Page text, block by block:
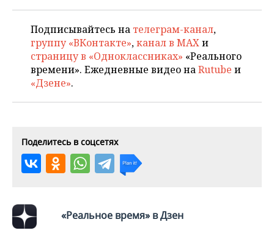
ОТКРЫТАЯ ЛЕКЦИЯ
БАСКЕТБОЛ
ВОЛЕЙБОЛ
КИБЕРСПОРТ
ВОДНЫЕ ВИДЫ СПОРТА
ИНФРАСТРУКТУРА
ИСТОРИЯ
КУЛЬТУРА
ОБРАЗОВАНИЕ
СПРАВОЧНИК
СПИСОК ПЕРСОН
СПИСОК КОМПАНИЙ
ПОЛНАЯ ВЕРСИЯ
Подписывайтесь на телеграм-канал,
группу «ВКонтакте»,канал в MAXи
страницу в «Одноклассниках» «Реального
времени». Ежедневные видео наRutube и
«Дзене».
Поделитесь в соцсетях
«Реальное время» в Дзен